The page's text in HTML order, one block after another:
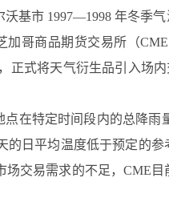
基市 1997—1998 年冬季
哥商品期货交易所（
正式将天气衍生品引入场
在特定时间段内的总降
日平均温度低于预定的
交易需求的不足，CME